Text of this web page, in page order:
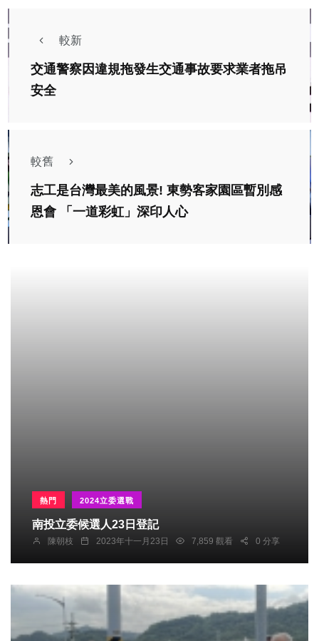
較新
交通警察因違規拖發生交通事故要求業者拖吊
安全
較舊
志工是台灣最美的風景! 東勢客家園區暫別感
恩會 「一道彩虹」深印人心
熱門 2024立委選戰
南投立委候選人23日登記
陳朝枝 2023年十一月23日 7,859 觀看 0 分享